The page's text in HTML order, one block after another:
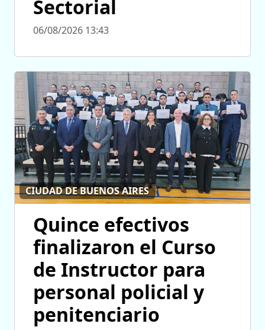
Sectorial
06/08/2026 13:43
CIUDAD DE BUENOS AIRES
Quince efectivos
finalizaron el Curso
de Instructor para
personal policial y
penitenciario